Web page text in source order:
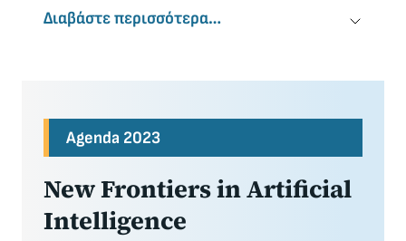
Διαβάστε περισσότερα…
Agenda 2023
New Frontiers in Artificial
Intelligence